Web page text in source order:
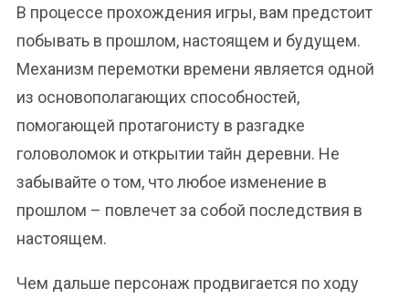
В процессе прохождения игры, вам предстоит
побывать в прошлом, настоящем и будущем.
Механизм перемотки времени является одной
из основополагающих способностей,
помогающей протагонисту в разгадке
головоломок и открытии тайн деревни. Не
забывайте о том, что любое изменение в
прошлом – повлечет за собой последствия в
настоящем.
Чем дальше персонаж продвигается по ходу